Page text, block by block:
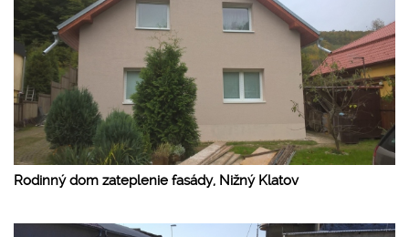
Rodinný dom zateplenie fasády, Nižný Klatov